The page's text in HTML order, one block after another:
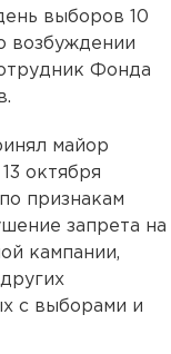
выборов 10
возбуждении
Фонда
майор
октября
признакам
запрета на
кампании,
с выборами и